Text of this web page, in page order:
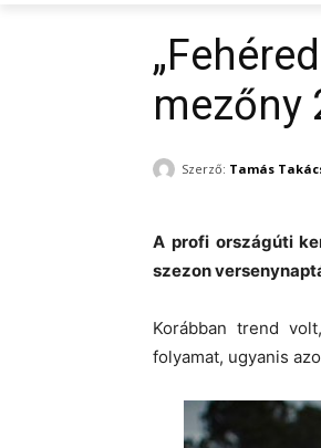
mezőny
Szerző: Tamás
A profi országúti
szezon
Korábban trend
folyamat, ugyanis